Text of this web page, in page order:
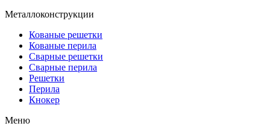
Металлоконструкции
Кованые решетки
Кованые перила
Сварные решетки
Сварные перила
Решетки
Перила
Кнокер
Меню